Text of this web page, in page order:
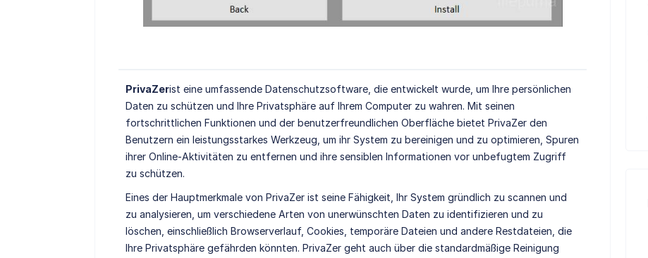
PrivaZerist eine umfassende Datenschutzsoftware, die entwickelt wurde, um Ihre persönlichen
Daten zu schützen und Ihre Privatsphäre auf Ihrem Computer zu wahren. Mit seinen
fortschrittlichen Funktionen und der benutzerfreundlichen Oberfläche bietet PrivaZer den
Benutzern ein leistungsstarkes Werkzeug, um ihr System zu bereinigen und zu optimieren, Spuren
ihrer Online-Aktivitäten zu entfernen und ihre sensiblen Informationen vor unbefugtem Zugriff
zu schützen.
Eines der Hauptmerkmale von PrivaZer ist seine Fähigkeit, Ihr System gründlich zu scannen und
zu analysieren, um verschiedene Arten von unerwünschten Daten zu identifizieren und zu
löschen, einschließlich Browserverlauf, Cookies, temporäre Dateien und andere Restdateien, die
Ihre Privatsphäre gefährden könnten. PrivaZer geht auch über die standardmäßige Reinigung